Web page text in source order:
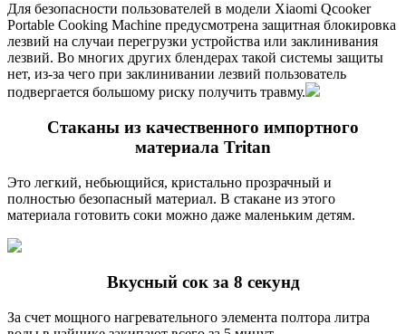
Для безопасности пользователей в модели Xiaomi Qcooker
Portable Cooking Machine предусмотрена защитная блокировка
лезвий на случаи перегрузки устройства или заклинивания
лезвий. Во многих других блендерах такой системы защиты
нет, из-за чего при заклинивании лезвий пользователь
подвергается большому риску получить травму.
Стаканы из качественного импортного
материала Tritan
Это легкий, небьющийся, кристально прозрачный и
полностью безопасный материал. В стакане из этого
материала готовить соки можно даже маленьким детям.
Вкусный сок за 8 секунд
За счет мощного нагревательного элемента полтора литра